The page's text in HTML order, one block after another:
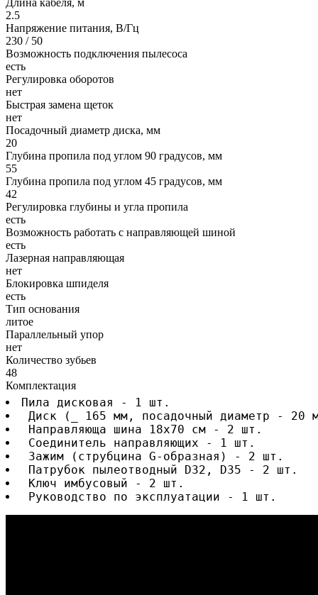
2.5
Напряжение питания, В/Гц
230 / 50
Возможность подключения пылесоса
есть
Регулировка оборотов
нет
Быстрая замена щеток
нет
Посадочный диаметр диска, мм
20
Глубина пропила под углом 90 градусов, мм
55
Глубина пропила под углом 45 градусов, мм
42
Регулировка глубины и угла пропила
есть
Возможность работать с направляющей шиной
есть
Лазерная направляющая
нет
Блокировка шпиделя
есть
Тип основания
литое
Параллельный упор
нет
Количество зубьев
48
Комплектация
Пила дисковая - 1 шт.
Диск (_ 165 мм, посадочный диаметр -
Направляюща шина 18х70 см - 2 шт.
Соединитель направляющих - 1 шт.
Зажим (струбцина G-образная) - 2 шт.
Патрубок пылеотводный D32, D35 - 2 шт.
Ключ имбусовый - 2 шт.
Руководство по эксплуатации - 1 шт.